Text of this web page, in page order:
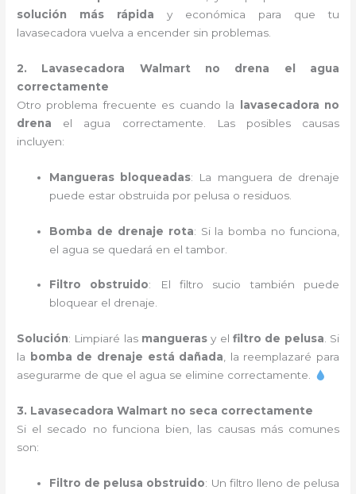
solución más rápida y económica para que tu
lavasecadora vuelva a encender sin problemas.
2. Lavasecadora Walmart no drena el agua
correctamente
Otro problema frecuente es cuando la
lavasecadora no
drena el agua correctamente. Las posibles causas
incluyen:
Mangueras bloqueadas: La manguera de drenaje
puede estar obstruida por pelusa o residuos.
Bomba de drenaje rota: Si la bomba no funciona,
el agua se quedará en el tambor.
Filtro obstruido: El filtro sucio también puede
bloquear el drenaje.
Solución: Limpiaré las mangueras y el filtro de pelusa. Si
la
bomba de drenaje está dañada, la reemplazaré para
asegurarme de que el agua se elimine correctamente.
3. Lavasecadora Walmart no seca correctamente
Si el secado no funciona bien, las causas más comunes
son:
Filtro de pelusa obstruido: Un filtro lleno de pelusa